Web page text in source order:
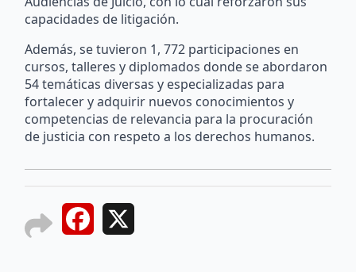
capacidades de litigación.
Además, se tuvieron 1, 772 participaciones en
cursos, talleres y diplomados donde se abordaron
54 temáticas diversas y especializadas para
fortalecer y adquirir nuevos conocimientos y
competencias de relevancia para la procuración
de justicia con respeto a los derechos humanos.
Facebook